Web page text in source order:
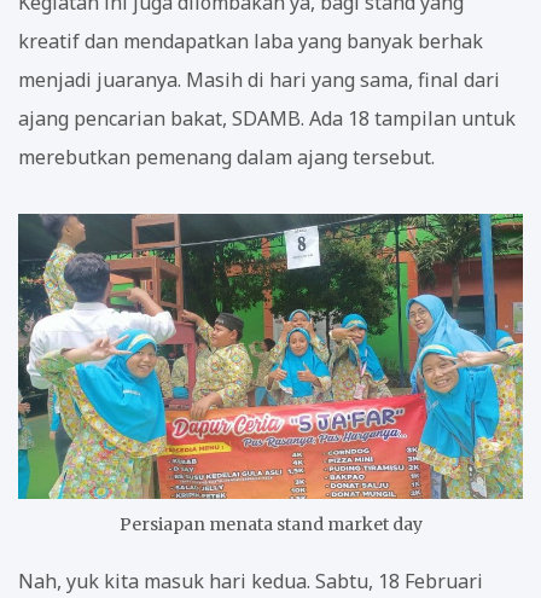
kreatif dan mendapatkan laba yang banyak berhak
menjadi juaranya. Masih di hari yang sama, final dari
ajang pencarian bakat, SDAMB. Ada 18 tampilan untuk
merebutkan pemenang dalam ajang tersebut.
Persiapan menata stand market day
Nah, yuk kita masuk hari kedua. Sabtu, 18 Februari